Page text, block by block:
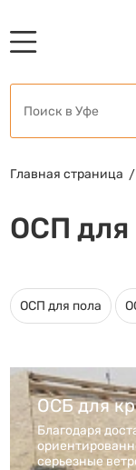
Главная страница
ОСП для
ОСП для пола
ОСБ для
Благодаря
серьезные